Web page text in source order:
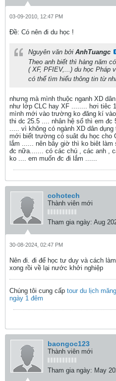
03-09-2010, 12:47 PM
Ðề: Có nên đi du học !
Nguyên văn bởi AnhTuangc
Theo anh biết thì hàng năm
( XF, PFIEV,...) du học Pháp
có thể tìm hiểu thông tin từ
nhưng mà mình thuộc nganh XD
như lớp CLC hay XF ........ hơi tiêc
mình mới vào trường ko đăng kí
thi dc 25.5 .... nhân hệ số thì em đc
..... vì không có ngành XD dân
mới biết trường có suât du học cho
lắm ...... nên bây giờ thì ko biêt làm
đc nữa....... có các chú , các anh ,
ko .... em muốn đc đi lắm ......
cohotech
Thành viên mới
Tham gia ngày: Aug
30-08-2024, 02:47 PM
Nên đi. đi để học tư duy và cách
xong rồi về lại nước khởi nghiệp
Chúng tôi cung cấp tour du lịch
ngày 1 đêm
baongoc123
Thành viên mới
Tham gia ngày: May